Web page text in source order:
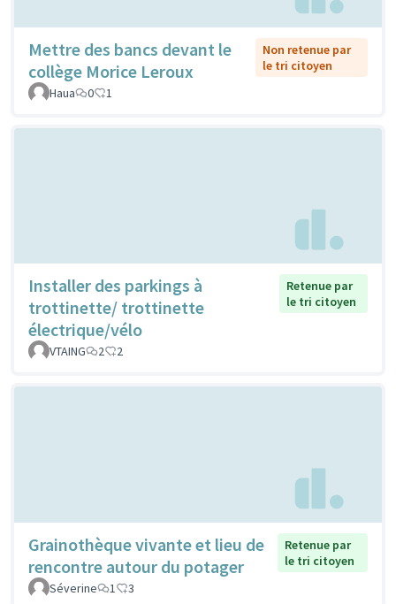
Mettre des bancs devant le
collège Morice Leroux
Non retenue par
le tri citoyen
Haua
0 1
Installer des parkings à
trottinette/ trottinette
électrique/vélo
Retenue par
le tri citoyen
VTAING 2 2
Grainothèque vivante et lieu de
rencontre autour du potager
Retenue par
le tri citoyen
Séverine
1 3